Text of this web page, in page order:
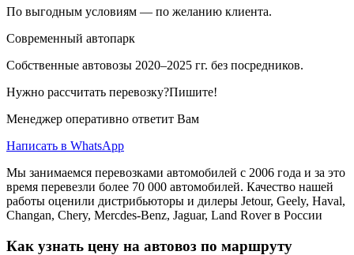
По выгодным условиям — по желанию клиента.
Современный автопарк
Собственные автовозы 2020–2025 гг. без посредников.
Нужно рассчитать перевозку?Пишите!
Менеджер оперативно ответит Вам
Написать в WhatsApp
Мы занимаемся перевозками автомобилей с 2006 года и за это
время перевезли более 70 000 автомобилей. Качество нашей
работы оценили дистрибьюторы и дилеры Jetour, Geely, Haval,
Changan, Chery, Mercdes-Benz, Jaguar, Land Rover в России
Как узнать цену на автовоз по маршруту